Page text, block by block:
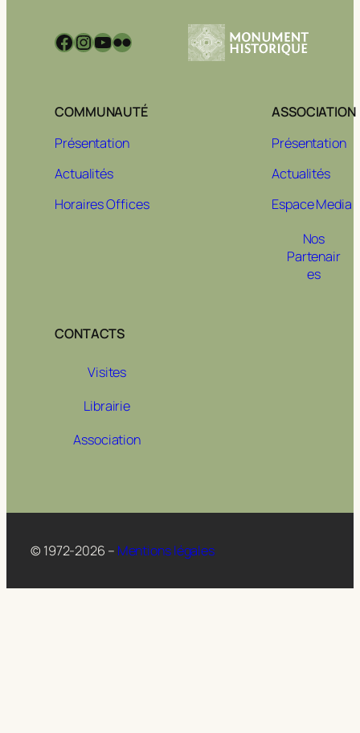
Facebook
Instagram
YouTube
Flickr
COMMUNAUTÉ
Présentation
Actualités
Horaires Offices
ASSOCIATION
Présentation
Actualités
Espace Media
Nos
Partenair
es
CONTACTS
Visites
Librairie
Association
© 1972-2026 – Mentions légales